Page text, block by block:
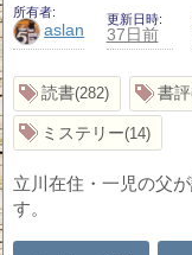
所有者
aslan
更新日時
37日前
読書 282 書評
ミステリー 14
立川在住・一児の父
す。